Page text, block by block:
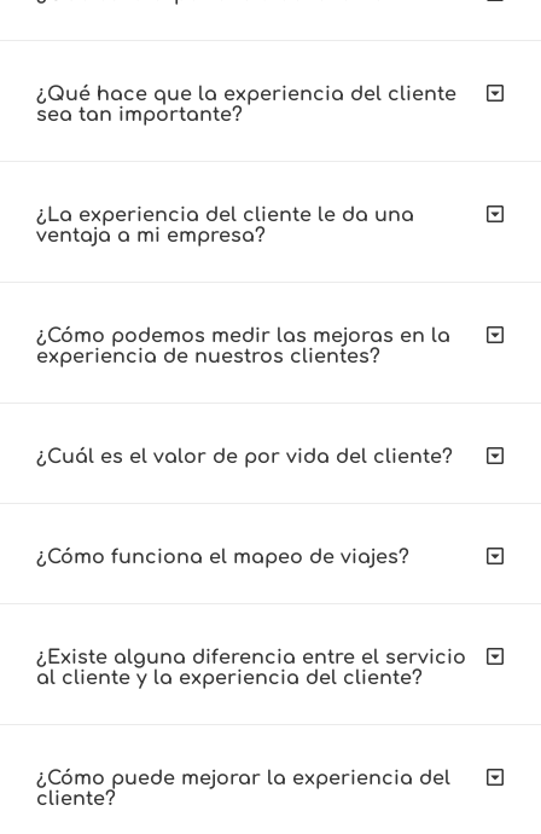
¿Qué hace que la experiencia del cliente
sea tan importante?
¿La experiencia del cliente le da una
ventaja a mi empresa?
¿Cómo podemos medir las mejoras en la
experiencia de nuestros clientes?
¿Cuál es el valor de por vida del cliente?
¿Cómo funciona el mapeo de viajes?
¿Existe alguna diferencia entre el servicio
al cliente y la experiencia del cliente?
¿Cómo puede mejorar la experiencia del
cliente?